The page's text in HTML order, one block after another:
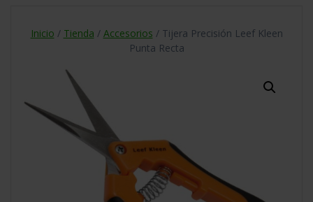
Inicio / Tienda / Accesorios / Tijera Precisión Leef Kleen
Punta Recta